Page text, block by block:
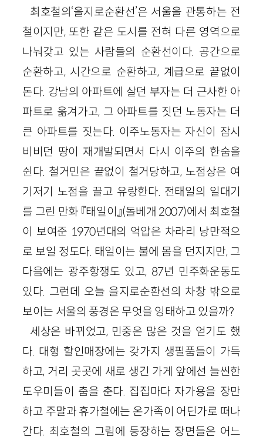
최호철의‘을지로순환선’은 서울을 관통하는 전
철이지만, 또한 같은 도시를 전혀 다른 영역으로
나눠갖고 있는 사람들의 순환선이다. 공간으로
순환하고, 시간으로 순환하고, 계급으로 끝없이
돈다. 강남의 아파트에 살던 부자는 더 근사한 아
파트로 옮겨가고, 그 아파트를 짓던 노동자는 더
큰 아파트를 짓는다. 이주노동자는 자신이 잠시
비비던 땅이 재개발되면서 다시 이주의 한숨을
쉰다. 철거민은 끝없이 철거당하고, 노점상은 여
기저기 노점을 끌고 유랑한다. 전태일의 일대기
를 그린 만화 『태일이』(돌베개 2007)에서 최호철
이 보여준 1970년대의 억압은 차라리 낭만적으
로 보일 정도다. 태일이는 불에 몸을 던지지만, 그
다음에는 광주항쟁도 있고, 87년 민주화운동도
있다. 그런데 오늘 을지로순환선의 차창 밖으로
보이는 서울의 풍경은 무엇을 잉태하고 있을까?
세상은 바뀌었고, 민중은 많은 것을 얻기도 했
다. 대형 할인매장에는 갖가지 생필품들이 가득
하고, 거리 곳곳에 새로 생긴 가게 앞에선 늘씬한
도우미들이 춤을 춘다. 집집마다 자가용을 장만
하고 주말과 휴가철에는 온가족이 어딘가로 떠나
간다. 최호철의 그림에 등장하는 장면들은 어느